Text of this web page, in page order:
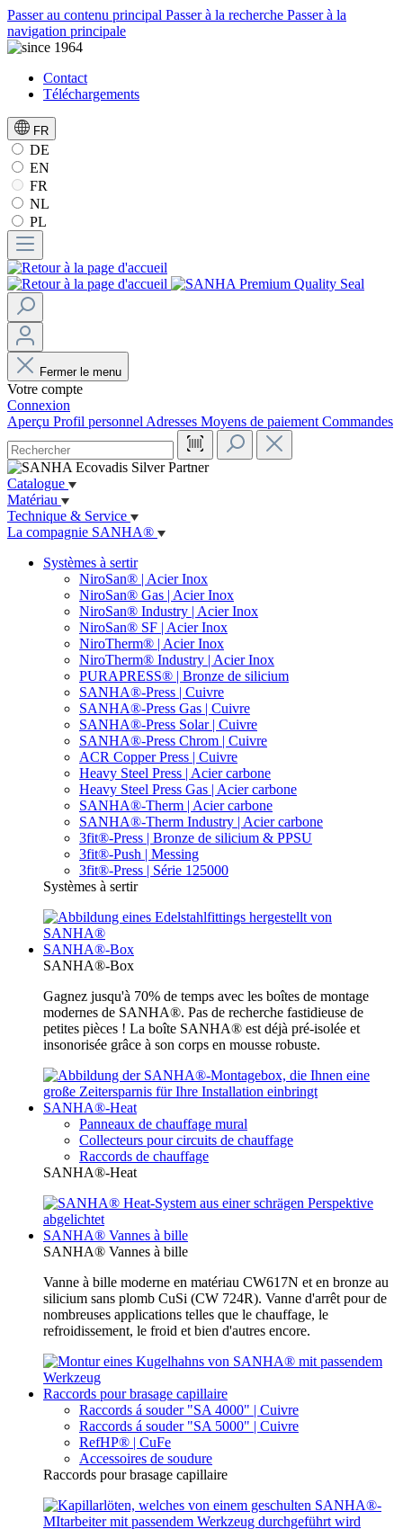
Passer au contenu principal Passer à la recherche Passer à la
navigation principale
Contact
Téléchargements
FR
DE
EN
FR
NL
PL
Fermer le menu
Votre compte
Connexion
Aperçu Profil personnel Adresses Moyens de paiement Commandes
Catalogue
Matériau
Technique & Service
La compagnie SANHA®
Systèmes à sertir
NiroSan® | Acier Inox
NiroSan® Gas | Acier Inox
NiroSan® Industry | Acier Inox
NiroSan® SF | Acier Inox
NiroTherm® | Acier Inox
NiroTherm® Industry | Acier Inox
PURAPRESS® | Bronze de silicium
SANHA®-Press | Cuivre
SANHA®-Press Gas | Cuivre
SANHA®-Press Solar | Cuivre
SANHA®-Press Chrom | Cuivre
ACR Copper Press | Cuivre
Heavy Steel Press | Acier carbone
Heavy Steel Press Gas | Acier carbone
SANHA®-Therm | Acier carbone
SANHA®-Therm Industry | Acier carbone
3fit®-Press | Bronze de silicium & PPSU
3fit®-Push | Messing
3fit®-Press | Série 125000
Systèmes à sertir
SANHA®-Box
SANHA®-Box
Gagnez jusqu'à 70% de temps avec les boîtes de montage
modernes de SANHA®. Pas de recherche fastidieuse de
petites pièces ! La boîte SANHA® est déjà pré-isolée et
insonorisée grâce à son corps en mousse robuste.
SANHA®-Heat
Panneaux de chauffage mural
Collecteurs pour circuits de chauffage
Raccords de chauffage
SANHA®-Heat
SANHA® Vannes à bille
SANHA® Vannes à bille
Vanne à bille moderne en matériau CW617N et en bronze au
silicium sans plomb CuSi (CW 724R). Vanne d'arrêt pour de
nombreuses applications telles que le chauffage, le
refroidissement, le froid et bien d'autres encore.
Raccords pour brasage capillaire
Raccords á souder "SA 4000" | Cuivre
Raccords á souder "SA 5000" | Cuivre
RefHP® | CuFe
Accessoires de soudure
Raccords pour brasage capillaire